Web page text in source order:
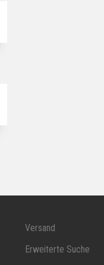
Versand
Erweiterte Suche